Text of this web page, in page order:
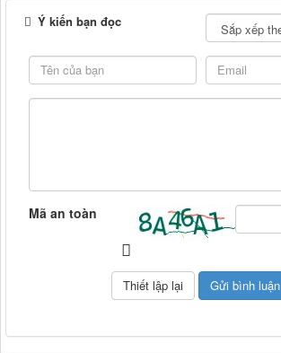
Ý kiến bạn đọc
Mã an toàn